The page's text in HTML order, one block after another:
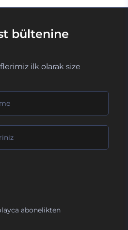
bültenine
ilk olarak size
abonelikten